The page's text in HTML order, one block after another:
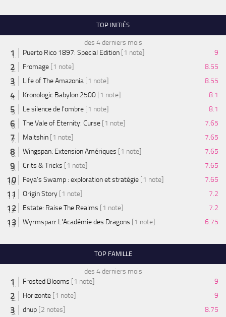
TOP INITIÉS
des 4 derniers mois
Puerto Rico 1897: Special Edition [1 note]
9
Fromage [1 note]
8.55
Life of The Amazonia [1 note]
8.55
Kronologic Babylon 2500 [1 note]
8.1
Le silence de l'ombre [1 note]
8.1
The Vale of Eternity: Curse [1 note]
7.65
Maitshin [1 note]
7.65
Wingspan: Extension Amériques [1 note]
7.65
Crits & Tricks [1 note]
7.65
Feya’s Swamp : exploration et stratégie [1 note]
7.65
Origin Story [1 note]
7.2
Estate: Raise The Realms [1 note]
7.2
Wyrmspan: L'Académie des Dragons [1 note] 6.75
TOP FAMILLE
des 4 derniers mois
Frosted Blooms [1 note]
9
Horizonte [1 note]
9
dnup [2 notes]
8.75